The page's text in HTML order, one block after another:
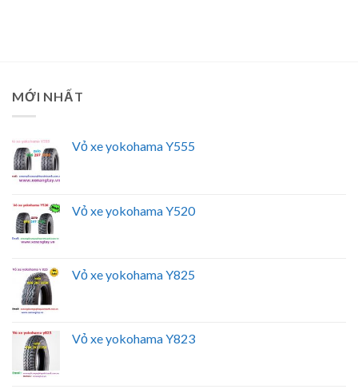
MỚI NHẤT
Vỏ xe yokohama Y555
Vỏ xe yokohama Y520
Vỏ xe yokohama Y825
Vỏ xe yokohama Y823